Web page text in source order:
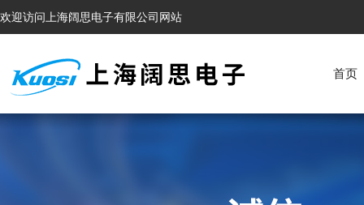
欢迎访问上海阔思电子有限公司网站
首页